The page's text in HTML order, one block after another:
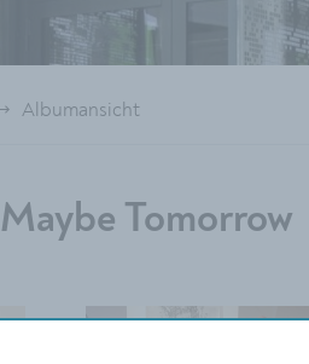
Albumansicht
Tomorrow